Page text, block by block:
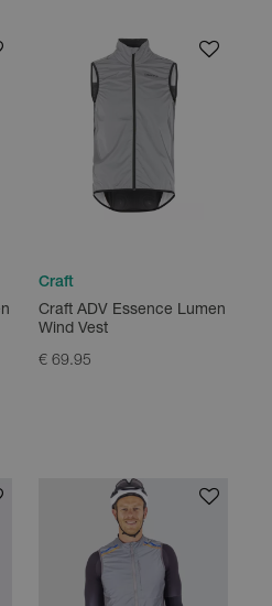
Craft
Craft ADV Essence Lumen
Wind Vest
€ 69.95